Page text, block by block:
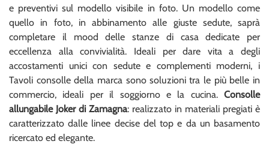
e preventivi sul modello visibile in foto. Un modello come
quello in foto, in abbinamento alle giuste sedute, saprà
completare il mood delle stanze di casa dedicate per
eccellenza alla convivialità. Ideali per dare vita a degli
accostamenti unici con sedute e complementi moderni, i
Tavoli consolle della marca sono soluzioni tra le più belle in
commercio, ideali per il soggiorno e la cucina. Consolle
allungabile Joker di Zamagna: realizzato in materiali pregiati è
caratterizzato dalle linee decise del top e da un basamento
ricercato ed elegante.